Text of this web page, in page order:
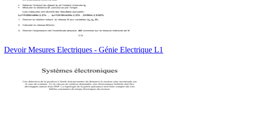
Devoir Mesures Electriques - Génie Electrique L1